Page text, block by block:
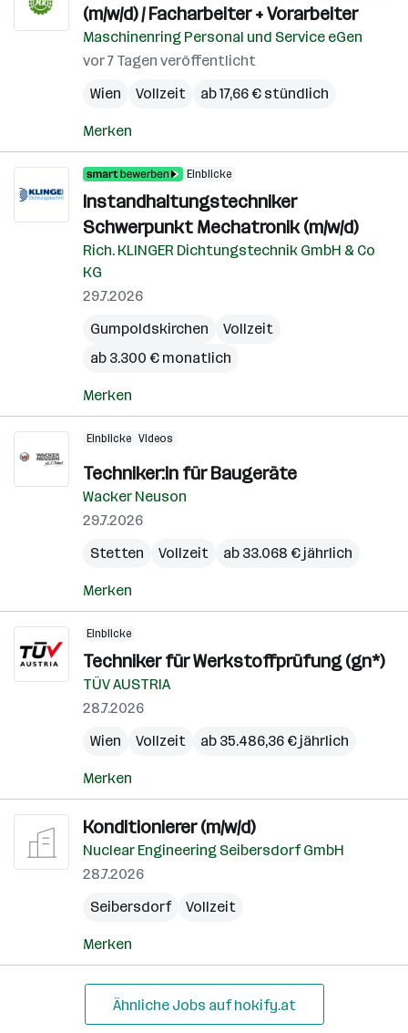
(m/w/d) / Facharbeiter + Vorarbeiter
Maschinenring Personal und Service eGen
vor 7 Tagen veröffentlicht
Wien
Vollzeit ab 17,66 € stündlich
Merken
Einblicke
Instandhaltungstechniker
Schwerpunkt Mechatronik (m/w/d)
Rich. KLINGER Dichtungstechnik GmbH & Co
KG
29.7.2026
Gumpoldskirchen
Vollzeit
ab 3.300 € monatlich
Merken
Einblicke Videos
Techniker:in für Baugeräte
Wacker Neuson
29.7.2026
Stetten
Vollzeit ab 33.068 € jährlich
Merken
Einblicke
Techniker für Werkstoffprüfung (gn*)
TÜV AUSTRIA
28.7.2026
Wien
Vollzeit ab 35.486,36 € jährlich
Merken
Konditionierer (m/w/d)
Nuclear Engineering Seibersdorf GmbH
28.7.2026
Seibersdorf
Vollzeit
Merken
Ähnliche Jobs auf hokify.at